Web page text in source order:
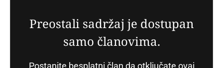
Preostali sadržaj je dostupan
samo članovima.
Postanite besplatni član da otključate ovaj